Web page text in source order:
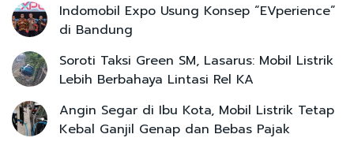
Indomobil Expo Usung Konsep “EVperience”
di Bandung
Soroti Taksi Green SM, Lasarus: Mobil Listrik
Lebih Berbahaya Lintasi Rel KA
Angin Segar di Ibu Kota, Mobil Listrik Tetap
Kebal Ganjil Genap dan Bebas Pajak